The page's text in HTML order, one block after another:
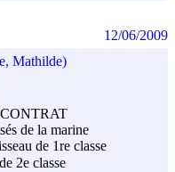
Mathilde)
de la marine
de 1re classe
2e classe
12/06/2009